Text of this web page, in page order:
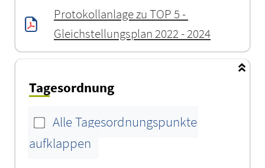
Protokollanlage zu TOP 5 -
Gleichstellungsplan 2022 - 2024
Tagesordnung
Alle Tagesordnungspunkte
aufklappen